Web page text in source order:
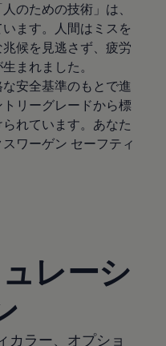
のための技術」は、
ます。人間はミスを
候を見逃さず、疲労
まれました。
安全基準のもとで進
リーグレードから標
れています。あなた
ワーゲン セーフティ
レーシ
カラー、オプショ